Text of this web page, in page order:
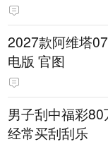
2027款阿维塔
电版 官图
男子刮中福彩
经常买刮刮乐